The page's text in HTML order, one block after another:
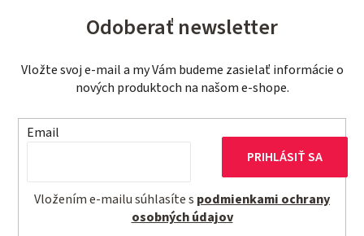
Odoberať newsletter
Vložte svoj e-mail a my Vám budeme zasielať informácie o
nových produktoch na našom e-shope.
Email
Vložením e-mailu súhlasíte s podmienkami ochrany
osobných údajov
PRIHLÁSIŤ SA